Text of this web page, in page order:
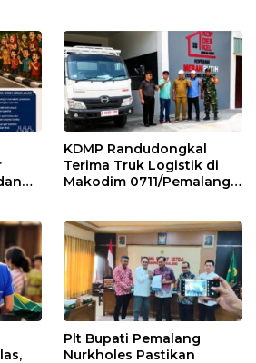
KDMP Randudongkal
Terima Truk Logistik di
Makodim 0711/Pemalang
Plt Bupati Pemalang
Nurkholes Pastikan